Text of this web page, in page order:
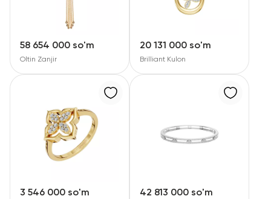
Bolalar taqinchoqlari
Qimmatbaho toshli taqinchoqlar
Aksessuarlar
Barcha
58 654 000 so'm
Oltin Zanjir
20 131 000 so'm
Brilliant Kulon
3 546 000 so'm 42 813 000 so'm